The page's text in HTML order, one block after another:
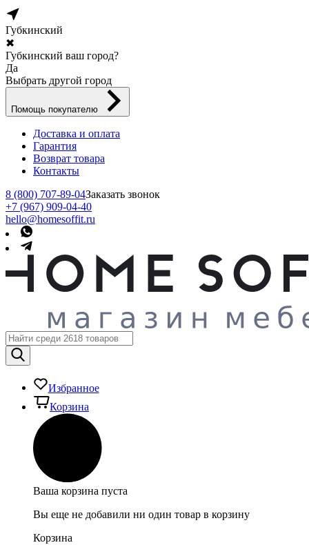
Губкинский
✖
Губкинский ваш город?
Да
Выбрать другой город
Помощь покупателю
Доставка и оплата
Гарантия
Возврат товара
Контакты
8 (800) 707-89-04Заказать звонок
+7 (967) 909-04-40
hello@homesoffit.ru
Избранное
Корзина
Ваша корзина пуста
Вы еще не добавили ни один товар в корзину
Корзина